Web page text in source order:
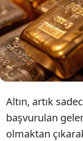
çıpa"
son
dolar
Altın, artık
başvurulan
olmaktan